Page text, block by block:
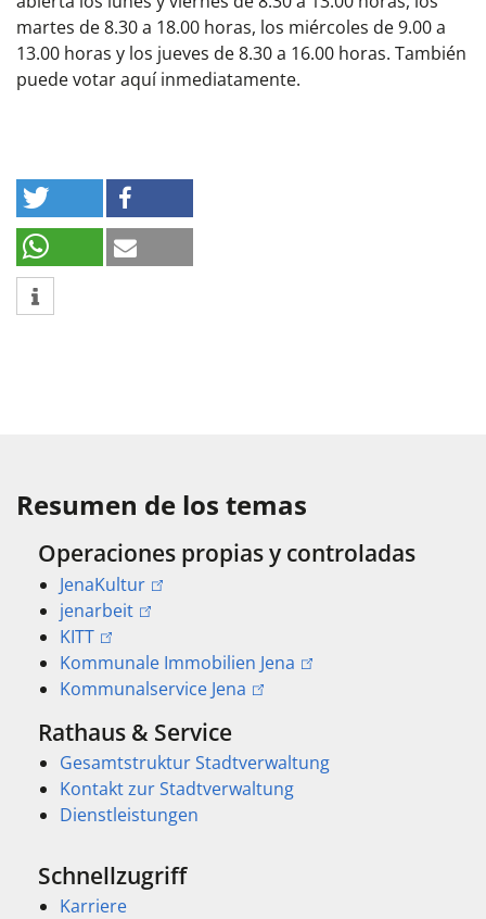
martes de 8.30 a 18.00 horas, los miércoles de 9.00 a
13.00 horas y los jueves de 8.30 a 16.00 horas. También
puede votar aquí inmediatamente.
Resumen de los temas
Operaciones propias y controladas
JenaKultur
jenarbeit
KITT
Kommunale Immobilien Jena
Kommunalservice Jena
Rathaus & Service
Gesamtstruktur Stadtverwaltung
Kontakt zur Stadtverwaltung
Dienstleistungen
Schnellzugriff
Karriere